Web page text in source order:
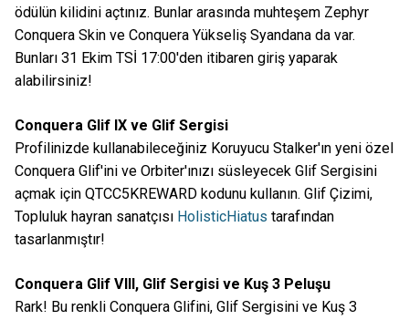
ödülün kilidini açtınız. Bunlar arasında muhteşem Zephyr
Conquera Skin ve Conquera Yükseliş Syandana da var.
Bunları 31 Ekim TSİ 17:00'den itibaren giriş yaparak
alabilirsiniz!
Conquera Glif IX ve Glif Sergisi
Profilinizde kullanabileceğiniz Koruyucu Stalker'ın yeni özel
Conquera Glif'ini ve Orbiter'ınızı süsleyecek Glif Sergisini
açmak için QTCC5KREWARD kodunu kullanın. Glif Çizimi,
Topluluk hayran sanatçısı HolisticHiatus tarafından
tasarlanmıştır!
Conquera Glif VIII, Glif Sergisi ve Kuş 3 Peluşu
Rark! Bu renkli Conquera Glifini, Glif Sergisini ve Kuş 3